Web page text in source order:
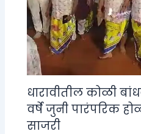
धारावीतील कोळी
वर्षे जुनी पारंपरिक
साजरी